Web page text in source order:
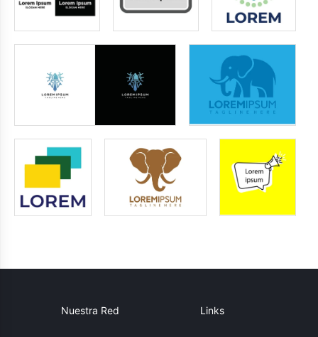
Nuestra Red Links